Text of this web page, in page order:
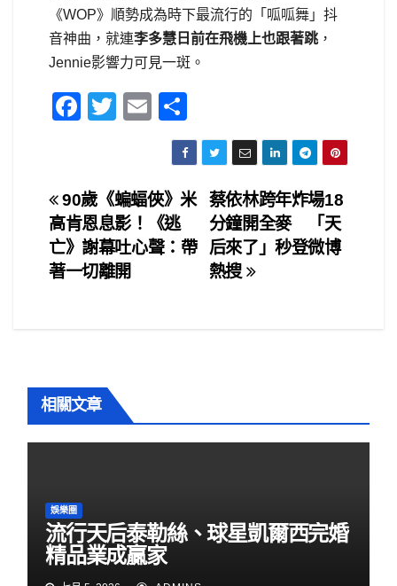
《WOP》順勢成為時下最流行的「呱呱舞」抖
音神曲，就連李多慧日前在飛機上也跟著跳，
Jennie影響力可見一斑。
F
e
b
o
o
T
er
E
m
ail
h
ar
e
文
章
導
蔡依林跨年炸場18
分鐘開全麥 「天
后來了」秒登微博
熱搜
90歲《蝙蝠俠》米
高肯恩息影！《逃
亡》謝幕吐心聲：帶
著一切離開
相關文章
娛樂圈
流行天后泰勒絲、球星凱爾西完婚
精品業成贏家